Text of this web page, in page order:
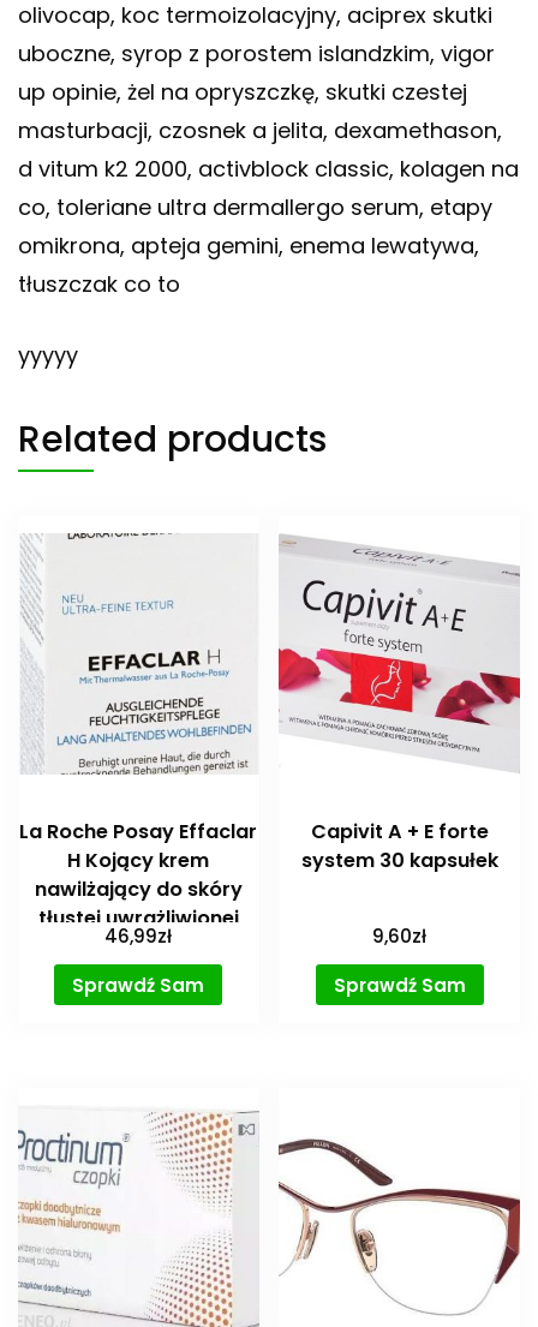
olivocap, koc termoizolacyjny, aciprex skutki
uboczne, syrop z porostem islandzkim, vigor
up opinie, żel na opryszczkę, skutki czestej
masturbacji, czosnek a jelita, dexamethason,
d vitum k2 2000, activblock classic, kolagen na
co, toleriane ultra dermallergo serum, etapy
omikrona, apteja gemini, enema lewatywa,
tłuszczak co to
yyyyy
Related products
La Roche Posay Effaclar
H Kojący krem
nawilżający do skóry
tłustej uwrażliwionej
40ml
46,99zł
Sprawdź Sam
Capivit A + E forte
system 30 kapsułek
9,60zł
Sprawdź Sam